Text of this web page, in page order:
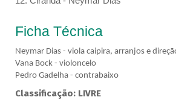
Ficha Técnica
Neymar Dias - viola caipira, arranjos e
Vana Bock - violoncelo
Pedro Gadelha - contrabaixo
Classificação: LIVRE